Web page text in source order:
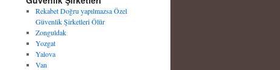
Rekabet Doğru yapılmazsa Özel
Güvenlik Şirketleri Ölür
Zonguldak
Yozgat
Yalova
Van